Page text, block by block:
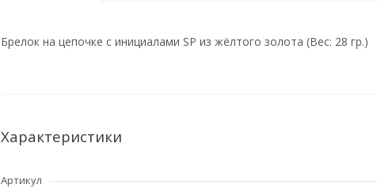
Брелок на цепочке с инициалами SP из жёлтого золота (Вес: 28 гр.)
Характеристики
Артикул